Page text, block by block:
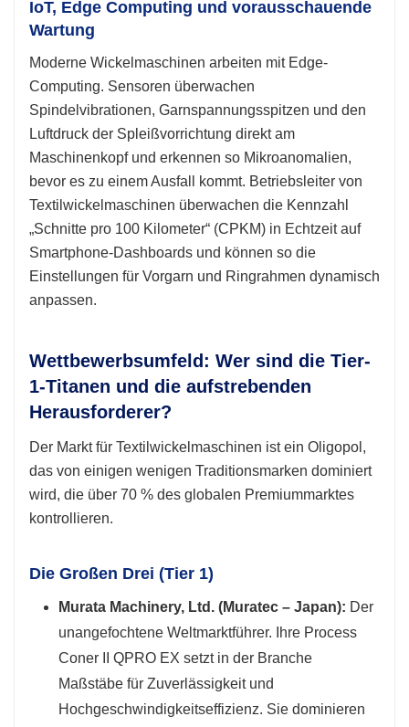
IoT, Edge Computing und vorausschauende
Wartung
Moderne Wickelmaschinen arbeiten mit Edge-
Computing. Sensoren überwachen
Spindelvibrationen, Garnspannungsspitzen und den
Luftdruck der Spleißvorrichtung direkt am
Maschinenkopf und erkennen so Mikroanomalien,
bevor es zu einem Ausfall kommt. Betriebsleiter von
Textilwickelmaschinen überwachen die Kennzahl
„Schnitte pro 100 Kilometer“ (CPKM) in Echtzeit auf
Smartphone-Dashboards und können so die
Einstellungen für Vorgarn und Ringrahmen dynamisch
anpassen.
Wettbewerbsumfeld: Wer sind die Tier-
1-Titanen und die aufstrebenden
Herausforderer?
Der Markt für Textilwickelmaschinen ist ein Oligopol,
das von einigen wenigen Traditionsmarken dominiert
wird, die über 70 % des globalen Premiummarktes
kontrollieren.
Die Großen Drei (Tier 1)
Murata Machinery, Ltd. (Muratec – Japan): Der
unangefochtene Weltmarktführer. Ihre Process
Coner II QPRO EX setzt in der Branche
Maßstäbe für Zuverlässigkeit und
Hochgeschwindigkeitseffizienz. Sie dominieren